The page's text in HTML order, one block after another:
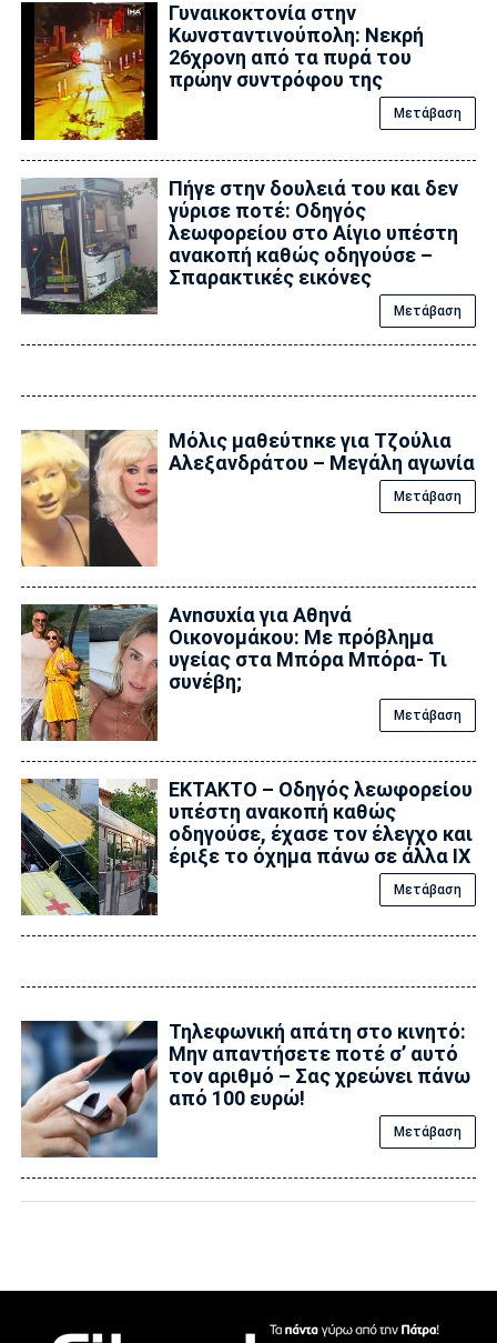
Γυναικοκτονία στην
Κωνσταντινούπολη: Νεκρή
26χρονη από τα πυρά του
πρώην συντρόφου της
Μετάβαση
Πήγε στην δουλειά του και δεν
γύρισε ποτέ: Οδηγός
λεωφορείου στο Αίγιο υπέστη
ανακοπή καθώς οδηγούσε –
Σπαρακτικές εικόνες
Μετάβαση
Μόλις μαθεύτnκε για Τζούλια
Αλεξανδράτου – Μεγάλη αγωνία
Μετάβαση
Ανnσυxία για Αθηνά
Οικονομάκου: Με πρόβλημα
υγείας στα Μπόρα Μπόρα- Τι
συνέβη;
Μετάβαση
ΕΚΤΑΚΤΟ – Οδηγός λεωφορείου
υπέστη ανακοπή καθώς
οδηγούσε, έχασε τον έλεγχο και
έριξε το όχημα πάνω σε άλλα ΙΧ
Μετάβαση
Τηλεφωνική απάτη στο κινητό:
Μην απαντήσετε ποτέ σ’ αυτό
τον αριθμό – Σας χρεώνει πάνω
από 100 ευρώ!
Μετάβαση